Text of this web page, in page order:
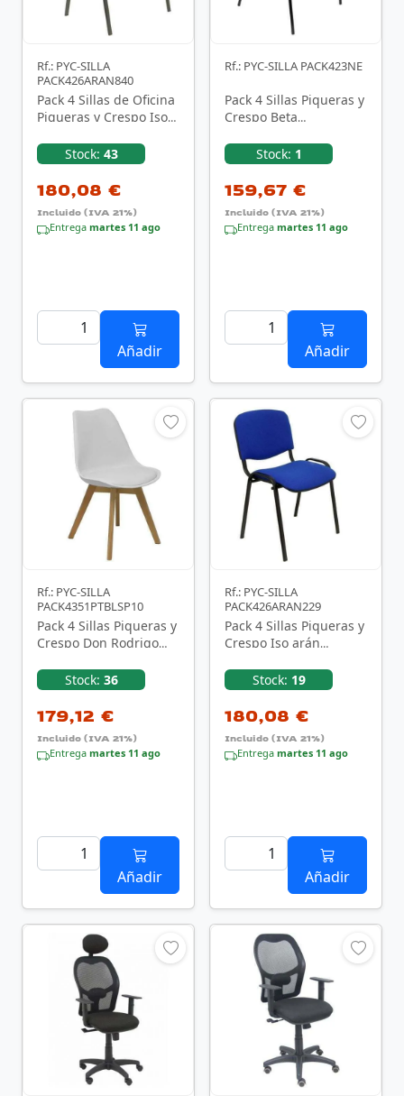
Rf.: PYC-SILLA
PACK426ARAN840
Pack 4 Sillas de Oficina
Piqueras y Crespo Iso
PACK426ARAN840/
Negra
Stock: 43
180,08 €
Incluido (IVA 21%)
Entrega martes 11 ago
Añadir
Rf.: PYC-SILLA PACK423NE
Pack 4 Sillas Piqueras y
Crespo Beta
Stock: 1
159,67 €
Incluido (IVA 21%)
Entrega martes 11 ago
Añadir
Rf.: PYC-SILLA
PACK4351PTBLSP10
Pack 4 Sillas Piqueras y
Crespo Don Rodrigo
BlancasStock: 36
179,12 €
Incluido (IVA 21%)
Entrega martes 11 ago
Añadir
Rf.: PYC-SILLA
PACK426ARAN229
Pack 4 Sillas Piqueras y
Crespo Iso arán
Stock: 19
180,08 €
Incluido (IVA 21%)
Entrega martes 11 ago
Añadir